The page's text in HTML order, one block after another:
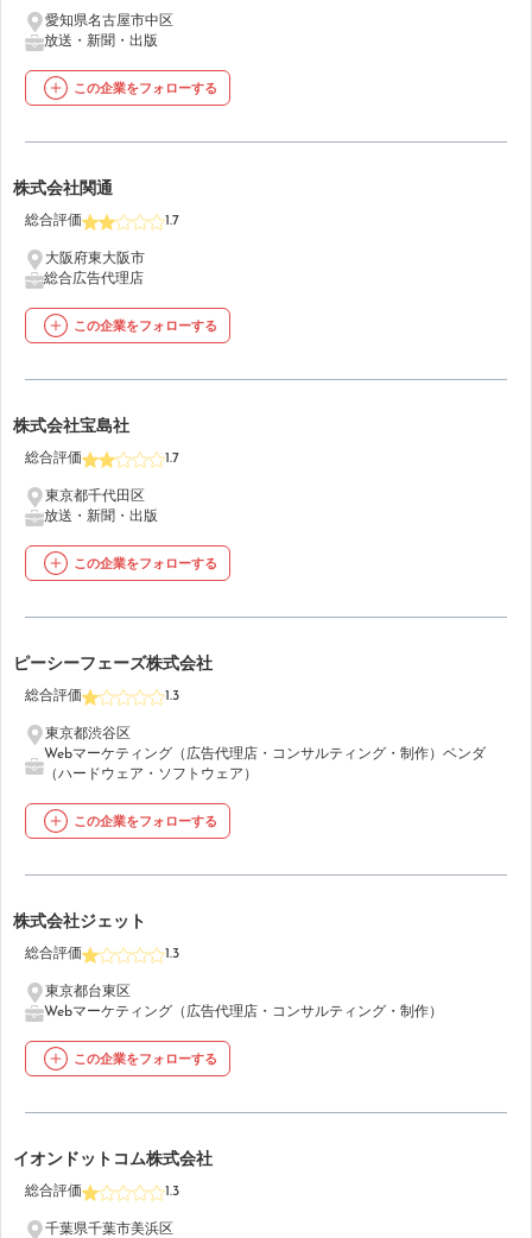
愛知県名古屋市中区
放送・新聞・出版
この企業をフォローする
12
株式会社関通
総合評価 1.7
大阪府東大阪市
総合広告代理店
この企業をフォローする
13
株式会社宝島社
総合評価 1.7
東京都千代田区
放送・新聞・出版
この企業をフォローする
14
ピーシーフェーズ株式会社
総合評価 1.3
東京都渋谷区
Webマーケティング（広告代理店・コンサルティング・制作）ベンダ
（ハードウェア・ソフトウェア）
この企業をフォローする
15
株式会社ジェット
総合評価 1.3
東京都台東区
Webマーケティング（広告代理店・コンサルティング・制作）
この企業をフォローする
16
イオンドットコム株式会社
総合評価 1.3
千葉県千葉市美浜区